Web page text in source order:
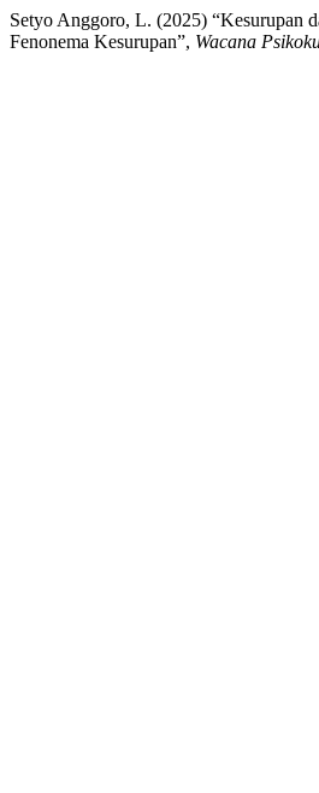
Setyo Anggoro, L. (2025) “Kesurupan
Fenonema Kesurupan”, Wacana